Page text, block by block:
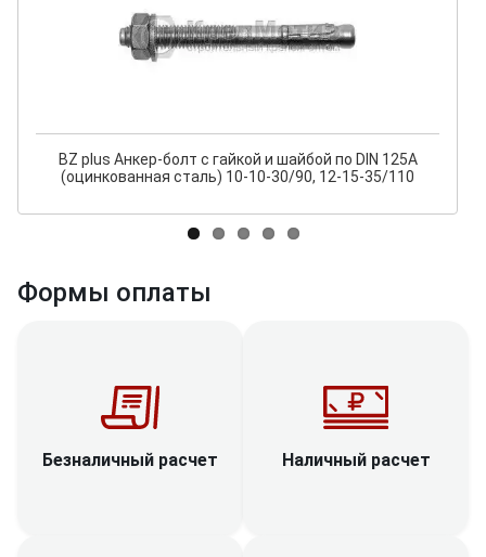
BZ plus Анкер-болт с гайкой и шайбой по DIN 125A
(оцинкованная сталь) 10-10-30/90, 12-15-35/110
Формы оплаты
Безналичный расчет Наличный расчет